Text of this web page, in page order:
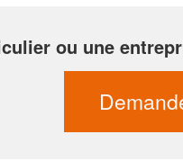
ou une